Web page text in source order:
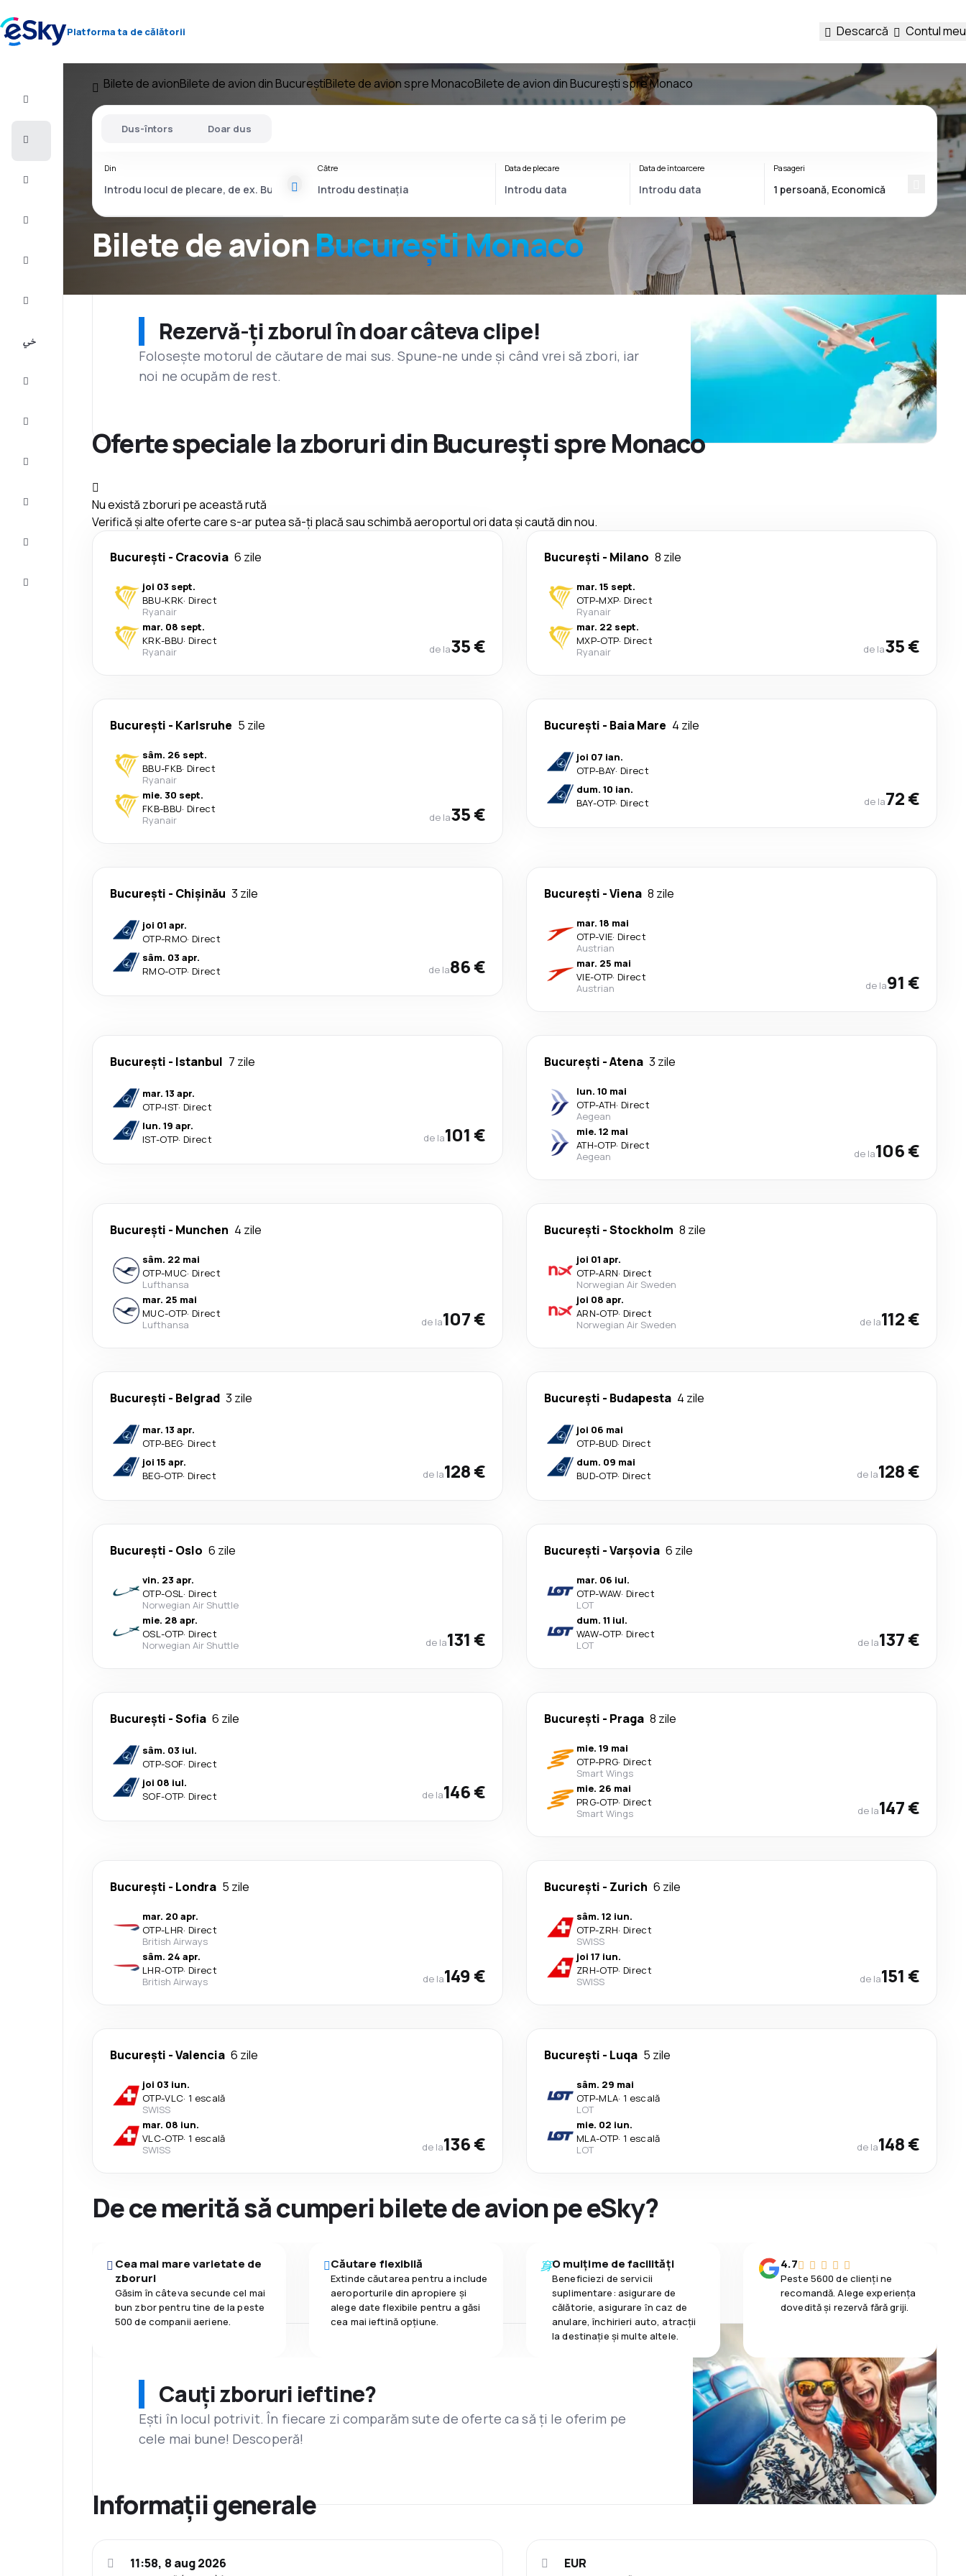
Platforma ta de călătorii Descarcă Contul meu
Bilete de avionBilete de avion din BucureștiBilete de avion spre MonacoBilete de avion din București spre Monaco
Bilete de avionBucurești Monaco
Dus-întors Doar dus
Din Către Data de plecare Data de întoarcere Pasageri
Rezervă-ți zborul în doar câteva clipe!
Folosește motorul de căutare de mai sus. Spune-ne unde și când vrei să zbori, iar
noi ne ocupăm de rest.
Oferte speciale la zboruri din București spre Monaco
Nu există zboruri pe această rută
Verifică și alte oferte care s-ar putea să-ți placă sau schimbă aeroportul ori data și caută din nou.
București - Cracovia 6 zile
joi 03 sept.
BBU-KRK· Direct
Ryanair
mar. 08 sept.
KRK-BBU· Direct
Ryanair
de la35 €
București - Milano 8 zile
mar. 15 sept.
OTP-MXP· Direct
Ryanair
mar. 22 sept.
MXP-OTP· Direct
Ryanair
de la35 €
București - Karlsruhe 5 zile
sâm. 26 sept.
BBU-FKB· Direct
Ryanair
mie. 30 sept.
FKB-BBU· Direct
Ryanair
de la35 €
București - Baia Mare 4 zile
joi 07 ian.
OTP-BAY· Direct
dum. 10 ian.
BAY-OTP· Direct de la72 €
București - Chișinău 3 zile
joi 01 apr.
OTP-RMO· Direct
sâm. 03 apr.
RMO-OTP· Direct de la86 €
București -Viena 8 zile
mar. 18 mai
OTP-VIE· Direct
Austrian
mar. 25 mai
VIE-OTP· Direct
Austrian
de la91 €
București - Istanbul 7 zile
mar. 13 apr.
OTP-IST· Direct
lun. 19 apr.
IST-OTP· Direct de la101 €
București -Atena 3 zile
lun. 10 mai
OTP-ATH· Direct
Aegean
mie. 12 mai
ATH-OTP· Direct
Aegean
de la106 €
București - Munchen 4 zile
sâm. 22 mai
OTP-MUC· Direct
Lufthansa
mar. 25 mai
MUC-OTP· Direct
Lufthansa
de la107 €
București -Stockholm 8 zile
joi 01 apr.
OTP-ARN· Direct
Norwegian Air Sweden
joi 08 apr.
ARN-OTP· Direct
Norwegian Air Sweden
de la112 €
București - Belgrad 3 zile
mar. 13 apr.
OTP-BEG· Direct
joi 15 apr.
BEG-OTP· Direct de la128 €
București - Budapesta 4 zile
joi 06 mai
OTP-BUD· Direct
dum. 09 mai
BUD-OTP· Direct de la128 €
București - Oslo 6 zile
vin. 23 apr.
OTP-OSL· Direct
Norwegian Air Shuttle
mie. 28 apr.
OSL-OTP· Direct
Norwegian Air Shuttle
de la131 €
București -Varşovia 6 zile
mar. 06 iul.
OTP-WAW· Direct
LOT
dum. 11 iul.
WAW-OTP· Direct
LOT
de la137 €
București -Sofia 6 zile
sâm. 03 iul.
OTP-SOF· Direct
joi 08 iul.
SOF-OTP· Direct de la146 €
București - Praga 8 zile
mie. 19 mai
OTP-PRG· Direct
Smart Wings
mie. 26 mai
PRG-OTP· Direct
Smart Wings
de la147 €
București - Londra 5 zile
mar. 20 apr.
OTP-LHR· Direct
British Airways
sâm. 24 apr.
LHR-OTP· Direct
British Airways
de la149 €
București - Zurich 6 zile
sâm. 12 iun.
OTP-ZRH· Direct
SWISS
joi 17 iun.
ZRH-OTP· Direct
SWISS
de la151 €
București -Valencia 6 zile
joi 03 iun.
OTP-VLC· 1 escală
SWISS
mar. 08 iun.
VLC-OTP· 1 escală
SWISS
de la136 €
București - Luqa 5 zile
sâm. 29 mai
OTP-MLA· 1 escală
LOT
mie. 02 iun.
MLA-OTP· 1 escală
LOT
de la148 €
De ce merită să cumperi bilete de avion pe eSky?
Cea mai mare varietate de
zboruri
Găsim în câteva secunde cel mai
bun zbor pentru tine de la peste
500 de companii aeriene.
Căutare flexibilă
Extinde căutarea pentru a include
aeroporturile din apropiere și
alege date flexibile pentru a găsi
cea mai ieftină opțiune.
O mulțime de facilități
Beneficiezi de servicii
suplimentare: asigurare de
călătorie, asigurare ȋn caz de
anulare, închirieri auto, atracții
la destinaţie și multe altele.
4.7
Peste 5600 de clienți ne
recomandă. Alege experiența
dovedită și rezervă fără griji.
Cauți zboruri ieftine?
Ești în locul potrivit. În fiecare zi comparăm sute de oferte ca să ți le oferim pe
cele mai bune! Descoperă!
Informații generale
11:58, 8 aug 2026 EUR